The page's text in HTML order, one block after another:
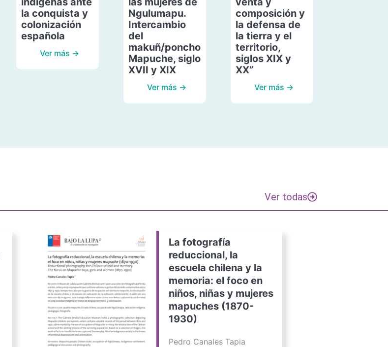
la conquista y
colonización
española
Ver más →
Ngulumapu.
Intercambio
del
makuñ/poncho
Mapuche, siglo
XVII y XIX
Ver más →
composición y
la defensa de
la tierra y el
territorio,
siglos XIX y
XX”
Ver más →
Ver todas
La fotografía
reduccional, la
escuela chilena y la
memoria: el foco en
niños, niñas y mujeres
mapuches (1870-
1930)
Pedro Canales Tapia